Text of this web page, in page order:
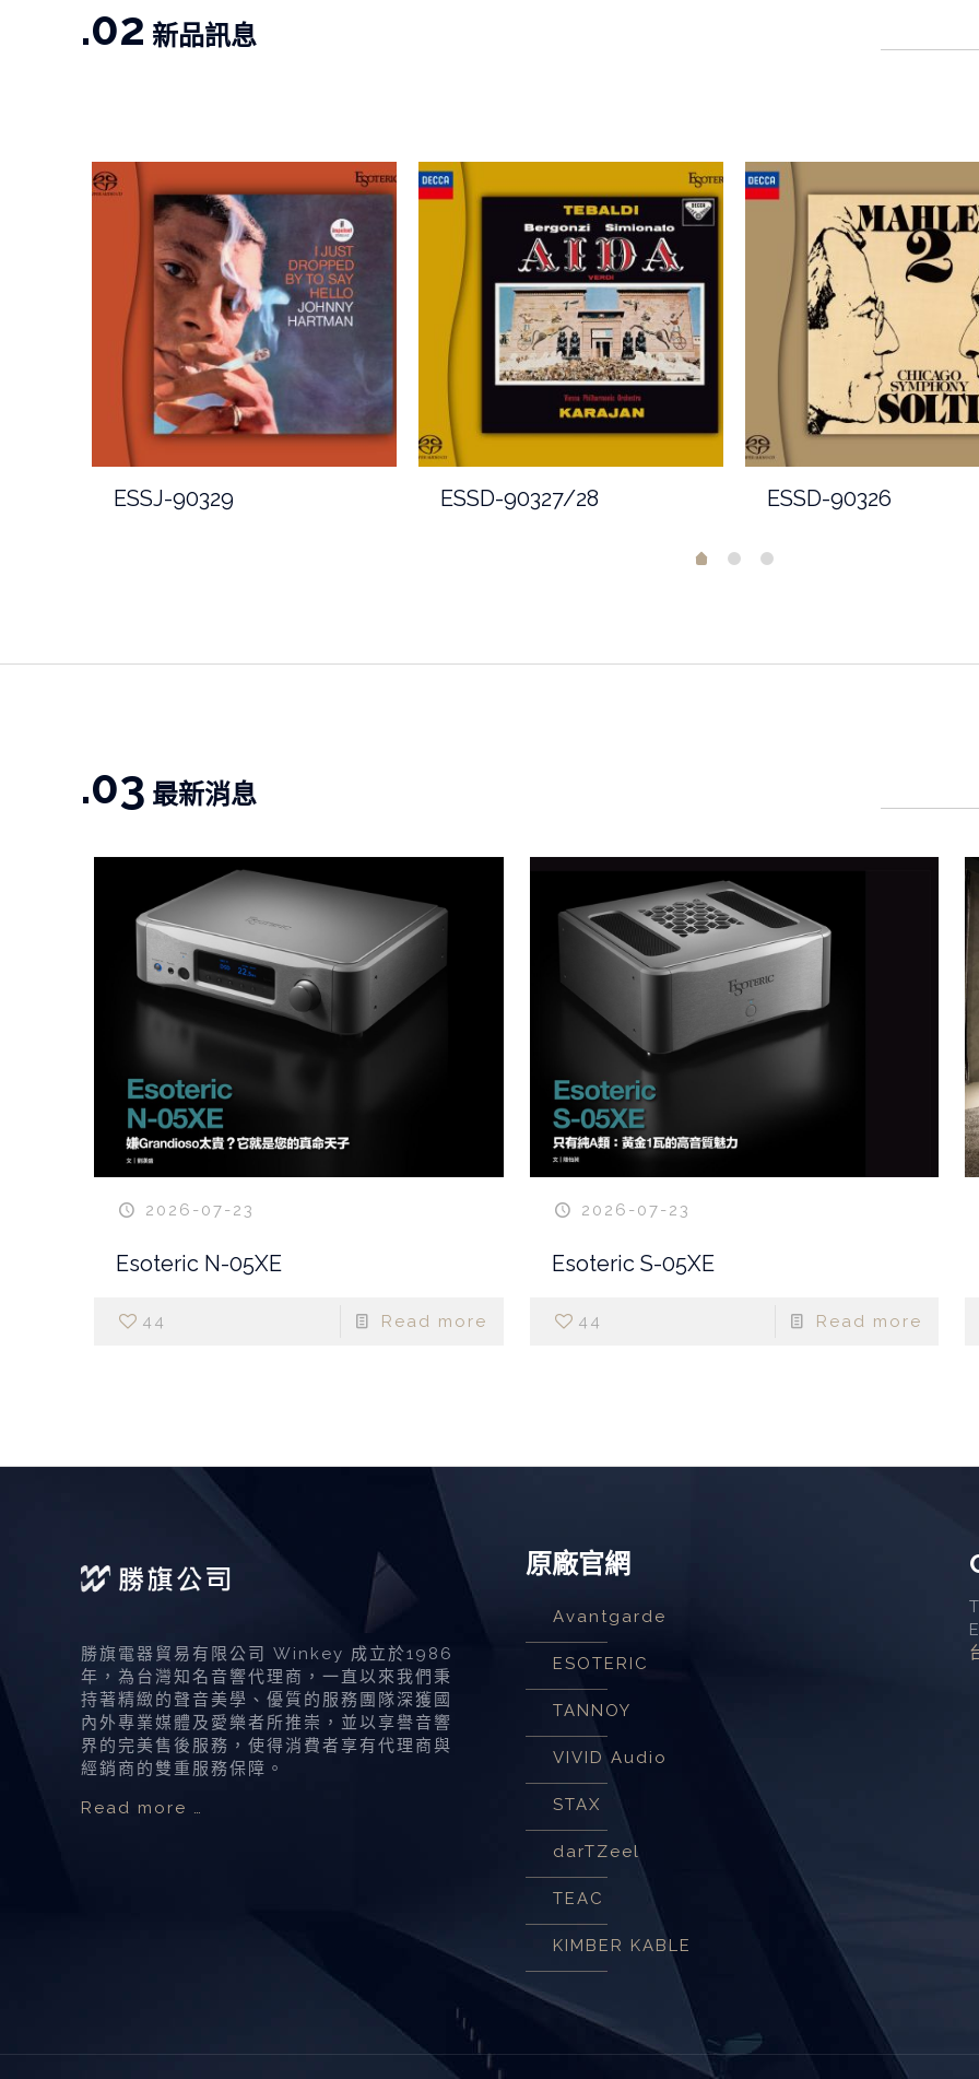
.02 新品訊息
ESSJ-90329 ESSD-90327/28 ESSD-90326
.03 最新消息
2026-07-23
Esoteric N-05XE
44 Read more
2026-07-23
Esoteric S-05XE
44 Read more
勝旗電器貿易有限公司 Winkey 成立於1986
年，為台灣知名音響代理商，一直以來我們秉
持著精緻的聲音美學、優質的服務團隊深獲國
內外專業媒體及愛樂者所推崇，並以享譽音響
界的完美售後服務，使得消費者享有代理商與
經銷商的雙重服務保障。
Read more …
原廠官網
Avantgarde
ESOTERIC
TANNOY
VIVID Audio
STAX
darTZeel
TEAC
KIMBER KABLE